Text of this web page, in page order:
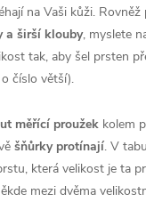
na Vaši kůži.
a širší klouby, myslete
tak, aby šel prsten
číslo větší).
měřící proužek kolem
šňůrky protínají. V
která velikost je ta
mezi dvěma